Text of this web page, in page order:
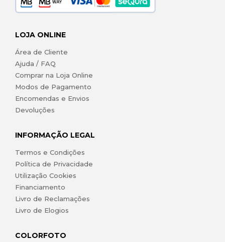
LOJA ONLINE
Área de Cliente
Ajuda / FAQ
Comprar na Loja Online
Modos de Pagamento
Encomendas e Envios
Devoluções
INFORMAÇÃO LEGAL
Termos e Condições
Política de Privacidade
Utilização Cookies
Financiamento
Livro de Reclamações
Livro de Elogios
COLORFOTO